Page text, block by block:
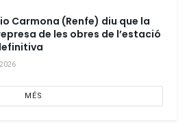
Carmona (Renfe) diu que la
de les obres de l’estació
MÉS